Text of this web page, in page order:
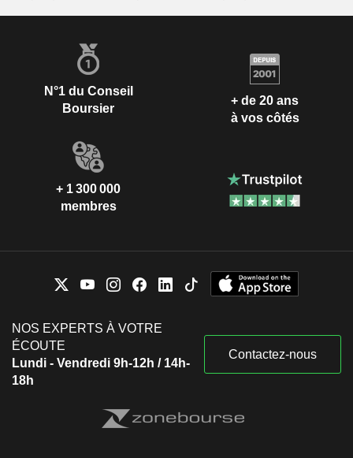
N°1 du Conseil
Boursier
+ de 20 ans
à vos côtés
+ 1 300 000
membres
NOS EXPERTS À VOTRE
ÉCOUTE
Lundi - Vendredi 9h-12h / 14h-
18h
Contactez-nous